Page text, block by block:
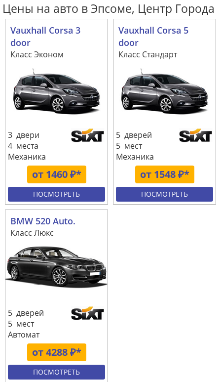
Цены на авто в Эпсоме, Центр Города
Vauxhall Corsa 3
door
Класс Эконом
от 1460 ₽*
3 двери
4 места
Механика
ПОСМОТРЕТЬ
Vauxhall Corsa 5
door
Класс Стандарт
от 1548 ₽*
5 дверей
5 мест
Механика
ПОСМОТРЕТЬ
BMW 520 Auto.
Класс Люкс
от 4288 ₽*
5 дверей
5 мест
Автомат
ПОСМОТРЕТЬ